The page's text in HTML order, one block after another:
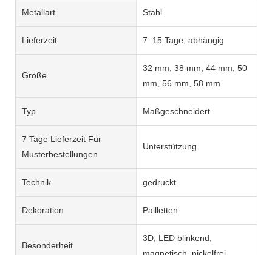
Metallart Stahl
Lieferzeit 7–15 Tage, abhängig
Größe
32 mm, 38 mm, 44 mm, 50
mm, 56 mm, 58 mm
Typ Maßgeschneidert
7 Tage Lieferzeit Für
Musterbestellungen
Unterstützung
Technik gedruckt
Dekoration Pailletten
Besonderheit
3D, LED blinkend,